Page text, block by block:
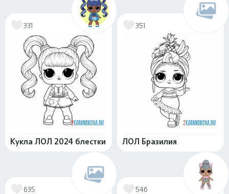
331
Кукла ЛОЛ 2024 блестки
351
ЛОЛ Бразилия
635 546